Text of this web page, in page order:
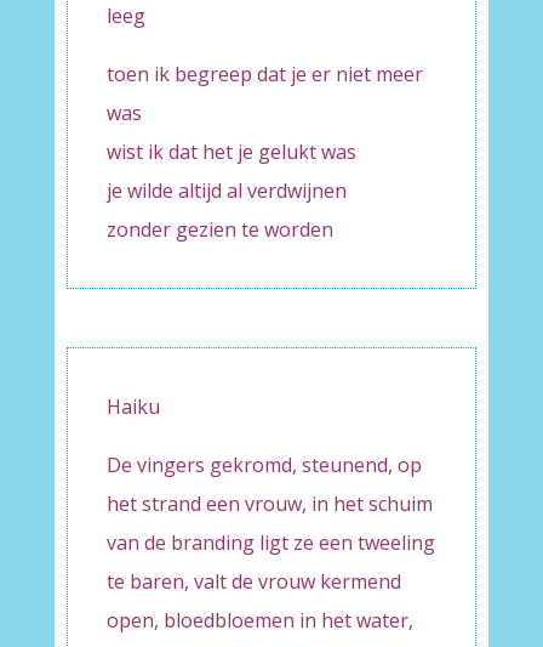
leeg
toen ik begreep dat je er niet meer
was
wist ik dat het je gelukt was
je wilde altijd al verdwijnen
zonder gezien te worden
Haiku
De vingers gekromd, steunend, op
het strand een vrouw, in het schuim
van de branding ligt ze een tweeling
te baren, valt de vrouw kermend
open, bloedbloemen in het water,